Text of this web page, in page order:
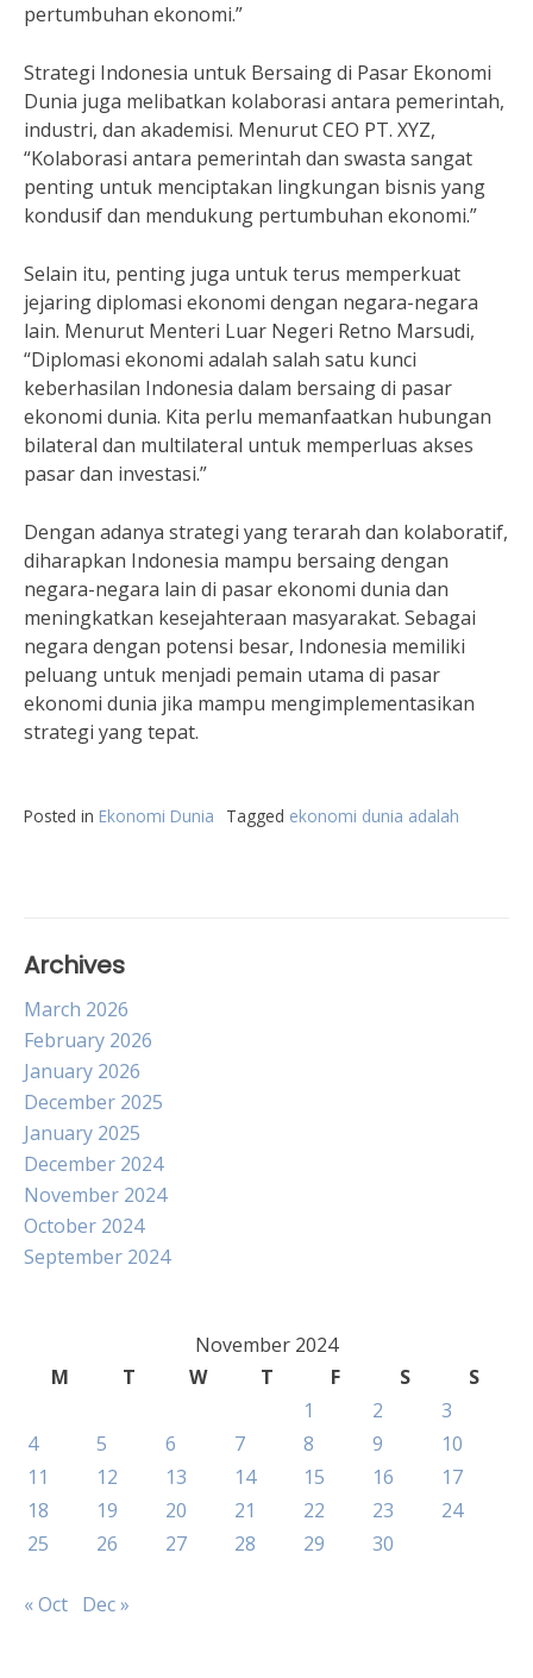
pertumbuhan ekonomi.”
Strategi Indonesia untuk Bersaing di Pasar Ekonomi
Dunia juga melibatkan kolaborasi antara pemerintah,
industri, dan akademisi. Menurut CEO PT. XYZ,
“Kolaborasi antara pemerintah dan swasta sangat
penting untuk menciptakan lingkungan bisnis yang
kondusif dan mendukung pertumbuhan ekonomi.”
Selain itu, penting juga untuk terus memperkuat
jejaring diplomasi ekonomi dengan negara-negara
lain. Menurut Menteri Luar Negeri Retno Marsudi,
“Diplomasi ekonomi adalah salah satu kunci
keberhasilan Indonesia dalam bersaing di pasar
ekonomi dunia. Kita perlu memanfaatkan hubungan
bilateral dan multilateral untuk memperluas akses
pasar dan investasi.”
Dengan adanya strategi yang terarah dan kolaboratif,
diharapkan Indonesia mampu bersaing dengan
negara-negara lain di pasar ekonomi dunia dan
meningkatkan kesejahteraan masyarakat. Sebagai
negara dengan potensi besar, Indonesia memiliki
peluang untuk menjadi pemain utama di pasar
ekonomi dunia jika mampu mengimplementasikan
strategi yang tepat.
Posted in Ekonomi Dunia Tagged ekonomi dunia adalah
Archives
March 2026
February 2026
January 2026
December 2025
January 2025
December 2024
November 2024
October 2024
September 2024
November 2024
M
T W T F S
S
1
2
3
4
5 6 7 8 9
10
11
12 13 14 15 16
17
18
19 20 21 22 23
24
25
26 27 28 29 30
« Oct Dec »